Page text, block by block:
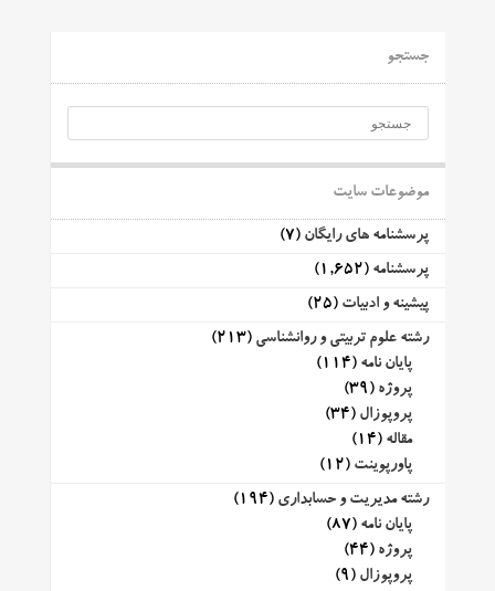
جستجو
موضوعات سایت
پرسشنامه های رایگان (7)
پرسشنامه (1,652)
پیشینه و ادبیات (25)
رشته علوم تربیتی و روانشناسی (213)
پایان نامه (114)
پروژه (39)
پروپوزال (34)
مقاله (14)
پاورپوینت (12)
رشته مدیریت و حسابداری (194)
پایان نامه (87)
پروژه (44)
پروپوزال (9)